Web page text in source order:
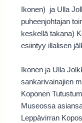
Ikonen) ja Ulla
puheenjohtajan
keskellä takana)
esiintyy illalisen
Ikonen ja Ulla
sankarivainajien
Koponen
Museossa
Leppävirran